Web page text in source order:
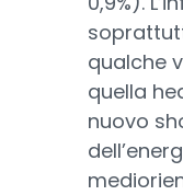
qualche
quella
nuovo